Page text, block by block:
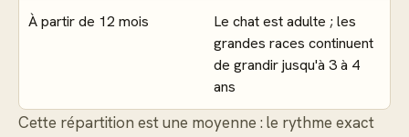
À partir de 12 mois
Le chat est adulte ; les
grandes races continuent
de grandir jusqu'à 3 à 4
ans
Cette répartition est une moyenne : le rythme exact